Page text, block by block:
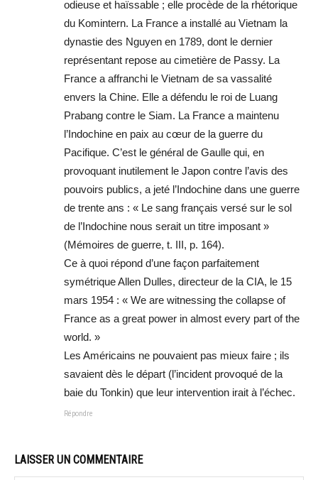
odieuse et haïssable ; elle procède de la rhétorique
du Komintern. La France a installé au Vietnam la
dynastie des Nguyen en 1789, dont le dernier
représentant repose au cimetière de Passy. La
France a affranchi le Vietnam de sa vassalité
envers la Chine. Elle a défendu le roi de Luang
Prabang contre le Siam. La France a maintenu
l’Indochine en paix au cœur de la guerre du
Pacifique. C’est le général de Gaulle qui, en
provoquant inutilement le Japon contre l’avis des
pouvoirs publics, a jeté l’Indochine dans une guerre
de trente ans : « Le sang français versé sur le sol
de l’Indochine nous serait un titre imposant »
(Mémoires de guerre, t. III, p. 164).
Ce à quoi répond d’une façon parfaitement
symétrique Allen Dulles, directeur de la CIA, le 15
mars 1954 : « We are witnessing the collapse of
France as a great power in almost every part of the
world. »
Les Américains ne pouvaient pas mieux faire ; ils
savaient dès le départ (l’incident provoqué de la
baie du Tonkin) que leur intervention irait à l’échec.
Répondre
LAISSER UN COMMENTAIRE